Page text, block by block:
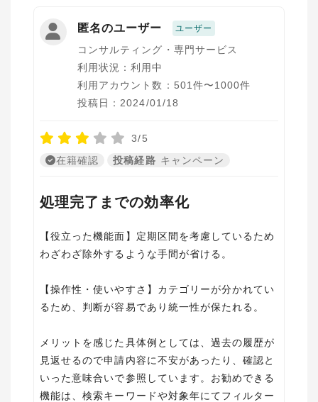
匿名のユーザー ユーザー
コンサルティング・専門サービス
利用状況：利用中
利用アカウント数：501件〜1000件
投稿日：2024/01/18
3/5
在籍確認
投稿経路 キャンペーン
処理完了までの効率化
【役立った機能面】定期区間を考慮しているため
わざわざ除外するような手間が省ける。
【操作性・使いやすさ】カテゴリーが分かれてい
るため、判断が容易であり統一性が保たれる。
メリットを感じた具体例としては、過去の履歴が
見返せるので申請内容に不安があったり、確認と
いった意味合いで参照しています。お勧めできる
機能は、検索キーワードや対象年にてフィルター